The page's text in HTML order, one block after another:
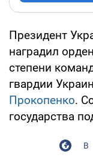
Президент
наградил
степени
гвардии
Прокопенко.
государства